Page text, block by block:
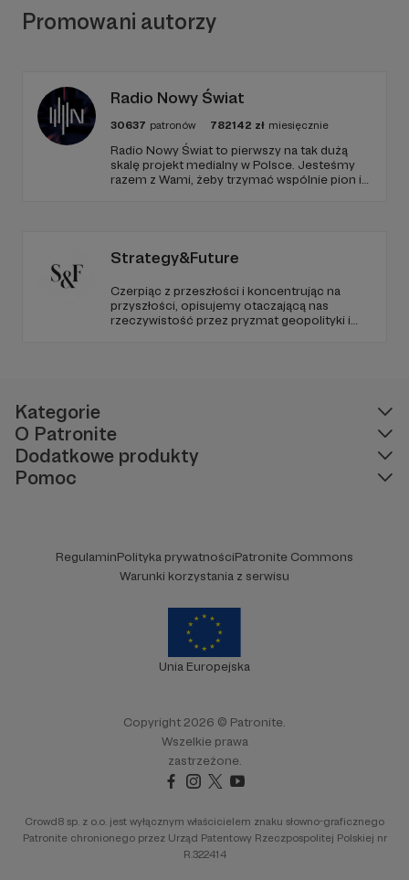
Promowani autorzy
Radio Nowy Świat
30637 patronów 782142 zł miesięcznie
Radio Nowy Świat to pierwszy na tak dużą
skalę projekt medialny w Polsce. Jesteśmy
razem z Wami, żeby trzymać wspólnie pion i
Strategy&Future
Czerpiąc z przeszłości i koncentrując na
przyszłości, opisujemy otaczającą nas
rzeczywistość przez pryzmat geopolityki i
Kategorie
O Patronite
Dodatkowe produkty
Pomoc
RegulaminPolityka prywatnościPatronite Commons
Warunki korzystania z serwisu
Unia Europejska
Copyright 2026 © Patronite.
Wszelkie prawa
zastrzeżone.
Crowd8 sp. z o.o. jest wyłącznym właścicielem znaku słowno-graficznego
Patronite chronionego przez Urząd Patentowy Rzeczpospolitej Polskiej nr
R.322414